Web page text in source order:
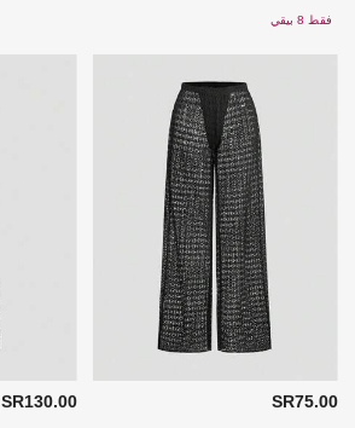
فقط 8 بيقي
SR75.00
SR130.00